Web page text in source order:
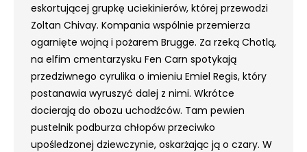
eskortującej grupkę uciekinierów, której przewodzi
Zoltan Chivay. Kompania wspólnie przemierza
ogarnięte wojną i pożarem Brugge. Za rzeką Chotlą,
na elfim cmentarzysku Fen Carn spotykają
przedziwnego cyrulika o imieniu Emiel Regis, który
postanawia wyruszyć dalej z nimi. Wkrótce
docierają do obozu uchodźców. Tam pewien
pustelnik podburza chłopów przeciwko
upośledzonej dziewczynie, oskarżając ją o czary. W